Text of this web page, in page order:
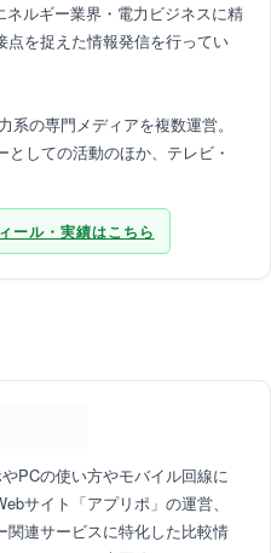
ルギー業界・電力ビジネスに精
を捉えた情報発信を行ってい
の専門メディアを複数運営。
しての活動のほか、テレビ・
ール・実績はこちら
PCの使い方やモバイル回線に
サイト「アプリポ」の運営、
関連サービスに特化した比較情